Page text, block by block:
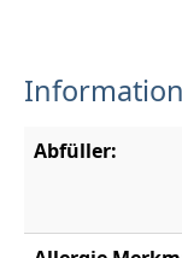
Abfüller: